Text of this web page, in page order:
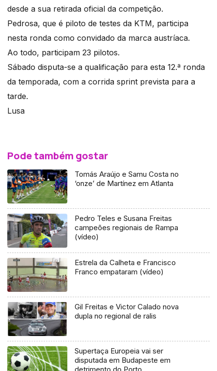
desde a sua retirada oficial da competição.
Pedrosa, que é piloto de testes da KTM, participa
nesta ronda como convidado da marca austríaca.
Ao todo, participam 23 pilotos.
Sábado disputa-se a qualificação para esta 12.ª ronda
da temporada, com a corrida sprint prevista para a
tarde.
Lusa
Pode também gostar
Tomás Araújo e Samu Costa no
‘onze’ de Martínez em Atlanta
Pedro Teles e Susana Freitas
campeões regionais de Rampa
(vídeo)
Estrela da Calheta e Francisco
Franco empataram (vídeo)
Gil Freitas e Victor Calado nova
dupla no regional de ralis
Supertaça Europeia vai ser
disputada em Budapeste em